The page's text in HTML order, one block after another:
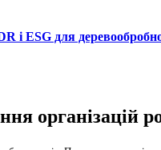
ESG для
організацій